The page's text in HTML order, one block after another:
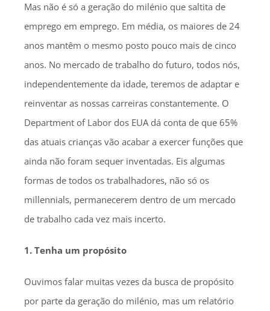
Mas não é só a geração do milénio que saltita de
emprego em emprego. Em média, os maiores de 24
anos mantêm o mesmo posto pouco mais de cinco
anos. No mercado de trabalho do futuro, todos nós,
independentemente da idade, teremos de adaptar e
reinventar as nossas carreiras constantemente. O
Department of Labor dos EUA dá conta de que 65%
das atuais crianças vão acabar a exercer funções que
ainda não foram sequer inventadas. Eis algumas
formas de todos os trabalhadores, não só os
millennials, permanecerem dentro de um mercado
de trabalho cada vez mais incerto.
1. Tenha um propósito
Ouvimos falar muitas vezes da busca de propósito
por parte da geração do milénio, mas um relatório